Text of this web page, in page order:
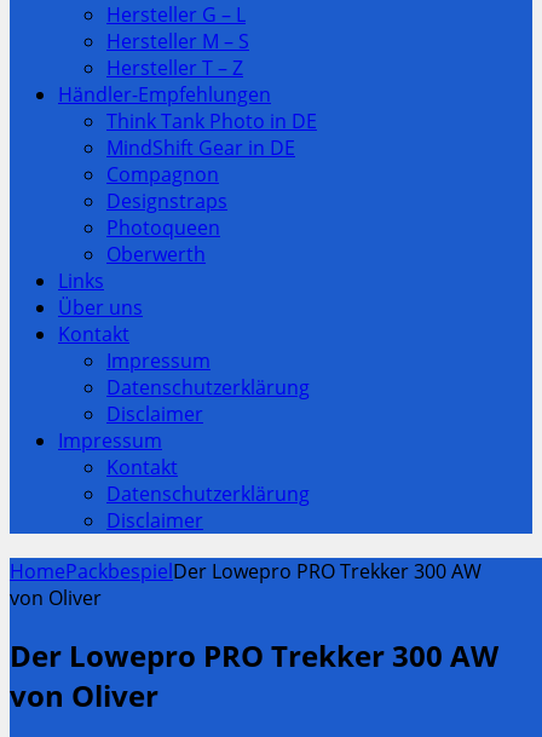
Hersteller G – L
Hersteller M – S
Hersteller T – Z
Händler-Empfehlungen
Think Tank Photo in DE
MindShift Gear in DE
Compagnon
Designstraps
Photoqueen
Oberwerth
Links
Über uns
Kontakt
Impressum
Datenschutzerklärung
Disclaimer
Impressum
Kontakt
Datenschutzerklärung
Disclaimer
HomePackbespielDer Lowepro PRO Trekker 300 AW
von Oliver
Der Lowepro PRO Trekker 300 AW
von Oliver